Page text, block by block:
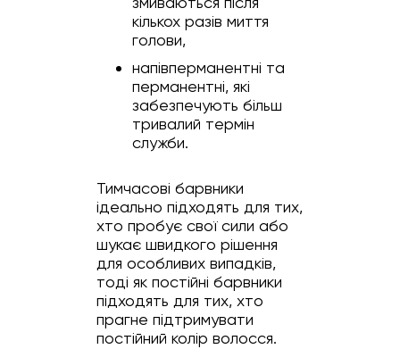
кількох разів миття
голови,
напівперманентні та
перманентні, які
забезпечують більш
тривалий термін
служби.
Тимчасові барвники
ідеально підходять для тих,
хто пробує свої сили або
шукає швидкого рішення
для особливих випадків,
тоді як постійні барвники
підходять для тих, хто
прагне підтримувати
постійний колір волосся.